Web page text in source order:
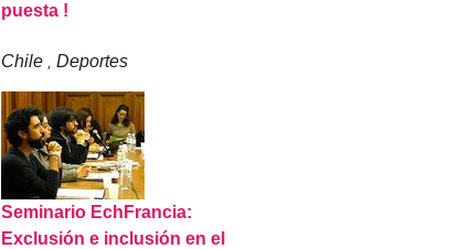
puesta !
Chile ,Deportes
Seminario EchFrancia:
Exclusión e inclusión en el